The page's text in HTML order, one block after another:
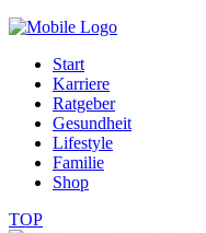
Start
Karriere
Ratgeber
Gesundheit
Lifestyle
Familie
Shop
TOP